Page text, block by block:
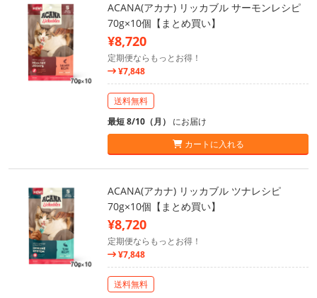
ACANA(アカナ) リッカブル サーモンレシピ
70g×10個【まとめ買い】
¥8,720
定期便ならもっとお得！
¥7,848
送料無料
最短 8/10（月） にお届け
カートに入れる
ACANA(アカナ) リッカブル ツナレシピ
70g×10個【まとめ買い】
¥8,720
定期便ならもっとお得！
¥7,848
送料無料